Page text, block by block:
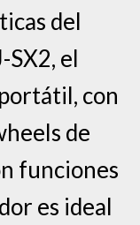
del
el
con
de
funciones
es ideal